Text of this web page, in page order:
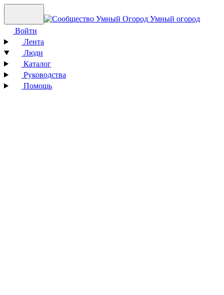
Умный огород
Войти
Лента
Люди
Каталог
Руководства
Помощь